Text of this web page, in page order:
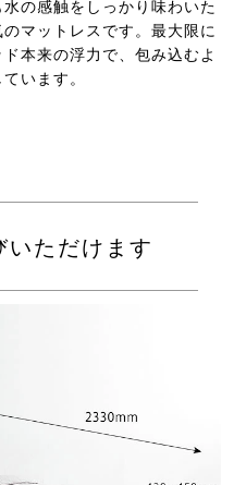
の感触をしっかり味わいた
マットレスです。最大限に
本来の浮力で、包み込むよ
います。
ただけます